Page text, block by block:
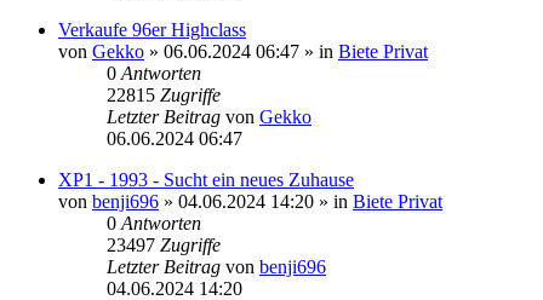
Verkaufe 96er Highclass
von Gekko » 06.06.2024 06:47 » in Biete Privat
0 Antworten
22815 Zugriffe
Letzter Beitrag von Gekko
06.06.2024 06:47
XP1 - 1993 - Sucht ein neues Zuhause
von benji696 » 04.06.2024 14:20 » in Biete Privat
0 Antworten
23497 Zugriffe
Letzter Beitrag von benji696
04.06.2024 14:20